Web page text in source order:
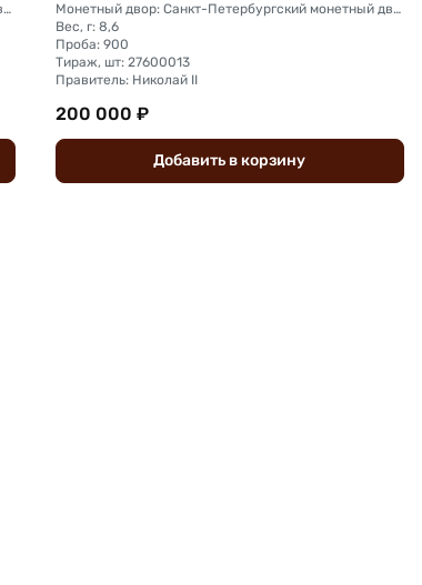
Монетный двор: Санкт-Петербургский монетный двор
Монетный двор: Санкт-Петербургский монетный двор
Вес, г: 8,6
Проба: 900
Тираж, шт: 27600013
Правитель: Николай II
200 000 ₽
Добавить в корзину